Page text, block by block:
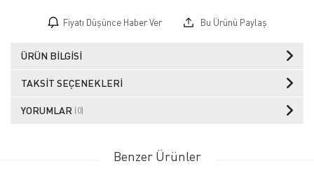
Fiyatı Düşünce Haber Ver Bu Ürünü Paylaş
ÜRÜN BILGISI
TAKSIT SEÇENEKLERI
YORUMLAR (0)
Benzer Ürünler